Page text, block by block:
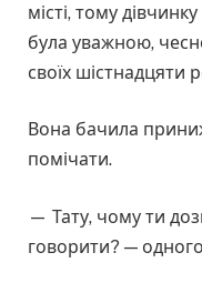
місті, тому
була уважною,
своїх шістнадцяти
Вона бачила
помічати.
— Тату, чому ти
говорити? —